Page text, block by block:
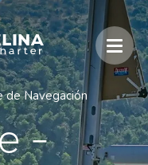
de Navegación
-